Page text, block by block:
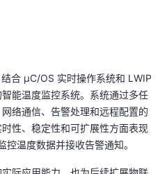
合 μC/OS 实时操作系统和 LWIP
能温度监控系统。系统通过多任
络通信、告警处理和远程配置的
性、稳定性和可扩展性方面表现
温度数据并接收告警通知。